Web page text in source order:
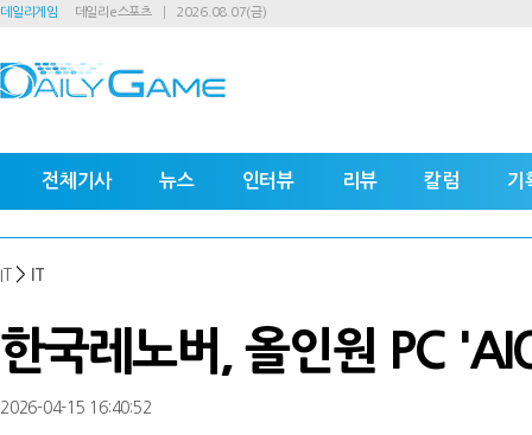
데일리게임 데일리e스포츠 2026.08.07(금)
전체기사 뉴스 인터뷰 리뷰 칼럼 기
IT > IT
한국레노버, 올인원 PC
2026-04-15 16:40:52